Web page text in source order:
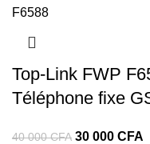
Top‑Link FWP
Téléphone fixe
40 000CFA 30 000 CFA